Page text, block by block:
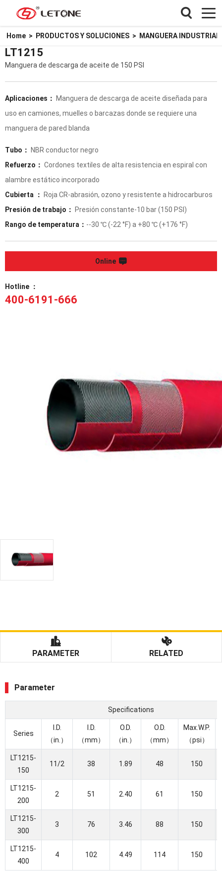
Home > PRODUCTOS Y SOLUCIONES > MANGUERA INDUSTRIAL
LT1215
Manguera de descarga de aceite de 150 PSI
Aplicaciones：
Manguera de descarga de aceite diseñada para
uso en camiones, muelles o barcazas donde se requiere una
manguera de pared blanda
Tubo：
NBR conductor negro
Refuerzo： Cordones textiles de alta resistencia en espiral con
alambre estático incorporado
Cubierta ：
Roja CR-abrasión, ozono y resistente a hidrocarburos
Presión de trabajo：
Presión constante-10 bar (150 PSI)
Rango de temperatura： --30 ℃ (-22 °F) a +80 ℃ (+176 °F)
Online
Hotline ：
400-6191-666
PARAMETER RELATED
Parameter
Specifications
Series
I.D.
（in.）
I.D.
（mm）
O.D.
（in.）
O.D.
（mm）
Max.W.P.
（psi）
LT1215-
150
11/2 38 1.89 48 150
LT1215-
200
2 51 2.40 61 150
LT1215-
300
3 76 3.46 88 150
LT1215-
400
4 102 4.49 114 150